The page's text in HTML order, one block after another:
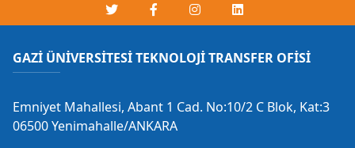
GAZİ ÜNİVERSİTESİ TEKNOLOJİ TRANSFER OFİSİ
Emniyet Mahallesi, Abant 1 Cad. No:10/2 C Blok, Kat:3
06500 Yenimahalle/ANKARA